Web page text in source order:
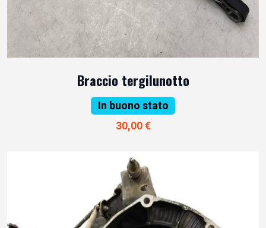
Braccio tergilunotto
In buono stato
30,00 €